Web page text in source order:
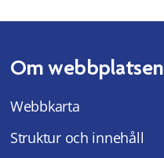
Om webbplatsen
Webbkarta
Struktur och innehåll